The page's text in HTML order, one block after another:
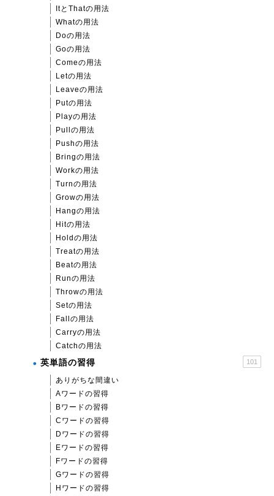
ItとThatの用法
Whatの用法
Doの用法
Goの用法
Comeの用法
Letの用法
Leaveの用法
Putの用法
Playの用法
Pullの用法
Pushの用法
Bringの用法
Workの用法
Turnの用法
Growの用法
Hangの用法
Hitの用法
Holdの用法
Treatの用法
Beatの用法
Runの用法
Throwの用法
Setの用法
Fallの用法
Carryの用法
Catchの用法
英単語の習得 101
ありがちな間違い
Aワードの習得
Bワードの習得
Cワードの習得
Dワードの習得
Eワードの習得
Fワードの習得
Gワードの習得
Hワードの習得